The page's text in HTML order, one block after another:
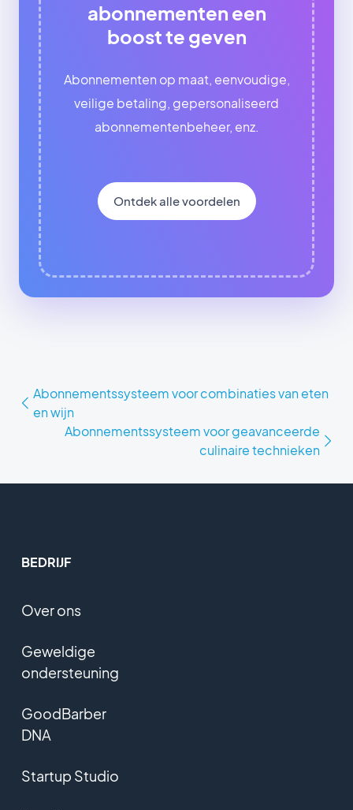
abonnementen een
boost te geven
Abonnementen op maat, eenvoudige,
veilige betaling, gepersonaliseerd
abonnementenbeheer, enz.
Ontdek alle voordelen
Abonnementssysteem voor combinaties van eten
en wijn
Abonnementssysteem voor geavanceerde
culinaire technieken
BEDRIJF
Over ons
Geweldige
ondersteuning
GoodBarber
DNA
Startup Studio